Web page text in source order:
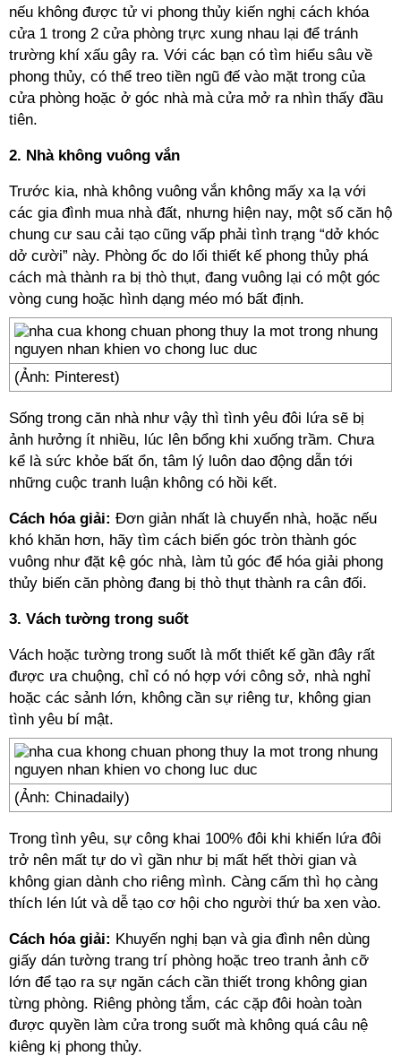
nếu không được tử vi phong thủy kiến nghị cách khóa
cửa 1 trong 2 cửa phòng trực xung nhau lại để tránh
trường khí xấu gây ra. Với các bạn có tìm hiểu sâu về
phong thủy, có thể treo tiền ngũ đế vào mặt trong của
cửa phòng hoặc ở góc nhà mà cửa mở ra nhìn thấy đầu
tiên.
2. Nhà không vuông vắn
Trước kia, nhà không vuông vắn không mấy xa lạ với
các gia đình mua nhà đất, nhưng hiện nay, một số căn hộ
chung cư sau cải tạo cũng vấp phải tình trạng “dở khóc
dở cười” này. Phòng ốc do lối thiết kế phong thủy phá
cách mà thành ra bị thò thụt, đang vuông lại có một góc
vòng cung hoặc hình dạng méo mó bất định.
(Ảnh: Pinterest)
Sống trong căn nhà như vậy thì tình yêu đôi lứa sẽ bị
ảnh hưởng ít nhiều, lúc lên bổng khi xuống trầm. Chưa
kể là sức khỏe bất ổn, tâm lý luôn dao động dẫn tới
những cuộc tranh luận không có hồi kết.
Cách hóa giải: Đơn giản nhất là chuyển nhà, hoặc nếu
khó khăn hơn, hãy tìm cách biến góc tròn thành góc
vuông như đặt kệ góc nhà, làm tủ góc để hóa giải phong
thủy biến căn phòng đang bị thò thụt thành ra cân đối.
3. Vách tường trong suốt
Vách hoặc tường trong suốt là mốt thiết kế gần đây rất
được ưa chuộng, chỉ có nó hợp với công sở, nhà nghỉ
hoặc các sảnh lớn, không cần sự riêng tư, không gian
tình yêu bí mật.
(Ảnh: Chinadaily)
Trong tình yêu, sự công khai 100% đôi khi khiến lứa đôi
trở nên mất tự do vì gần như bị mất hết thời gian và
không gian dành cho riêng mình. Càng cấm thì họ càng
thích lén lút và dễ tạo cơ hội cho người thứ ba xen vào.
Cách hóa giải: Khuyến nghị bạn và gia đình nên dùng
giấy dán tường trang trí phòng hoặc treo tranh ảnh cỡ
lớn để tạo ra sự ngăn cách cần thiết trong không gian
từng phòng. Riêng phòng tắm, các cặp đôi hoàn toàn
được quyền làm cửa trong suốt mà không quá câu nệ
kiêng kị phong thủy.